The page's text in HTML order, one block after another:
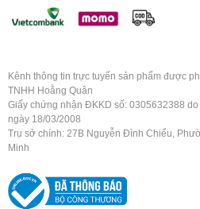
Kênh thông tin trực tuyến sản phẩm được
TNHH Hoằng Quân
Giấy chứng nhận ĐKKD số: 0305632388
ngày 18/03/2008
Trụ sở chính: 27B Nguyễn Đình Chiểu,
Minh